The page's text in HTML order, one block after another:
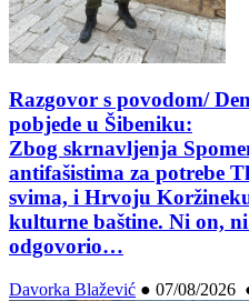
Razgovor s povodom/
pobjede u Šibeniku:
Zbog skrnavljenja
antifašistima za potrebe
svima, i Hrvoju
kulturne baštine. Ni on,
odgovorio…
Davorka Blažević ● 07/08/2026